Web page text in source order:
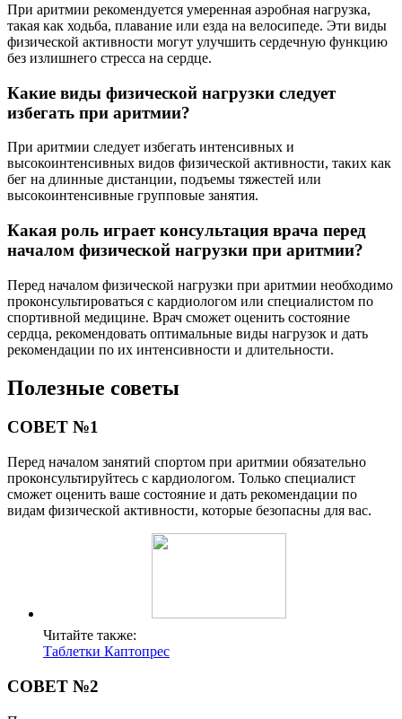
При аритмии рекомендуется умеренная аэробная нагрузка,
такая как ходьба, плавание или езда на велосипеде. Эти виды
физической активности могут улучшить сердечную функцию
без излишнего стресса на сердце.
Какие виды физической нагрузки следует
избегать при аритмии?
При аритмии следует избегать интенсивных и
высокоинтенсивных видов физической активности, таких как
бег на длинные дистанции, подъемы тяжестей или
высокоинтенсивные групповые занятия.
Какая роль играет консультация врача перед
началом физической нагрузки при аритмии?
Перед началом физической нагрузки при аритмии необходимо
проконсультироваться с кардиологом или специалистом по
спортивной медицине. Врач сможет оценить состояние
сердца, рекомендовать оптимальные виды нагрузок и дать
рекомендации по их интенсивности и длительности.
Полезные советы
СОВЕТ №1
Перед началом занятий спортом при аритмии обязательно
проконсультируйтесь с кардиологом. Только специалист
сможет оценить ваше состояние и дать рекомендации по
видам физической активности, которые безопасны для вас.
Читайте также:
Таблетки Каптопрес
СОВЕТ №2